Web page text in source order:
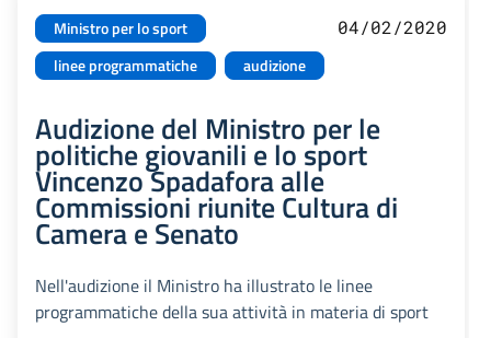
Ministro per lo sport
linee programmatiche
audizione
04/02/2020
Audizione del Ministro per le
politiche giovanili e lo sport
Vincenzo Spadafora alle
Commissioni riunite Cultura di
Camera e Senato
Nell'audizione il Ministro ha illustrato le linee
programmatiche della sua attività in materia di sport